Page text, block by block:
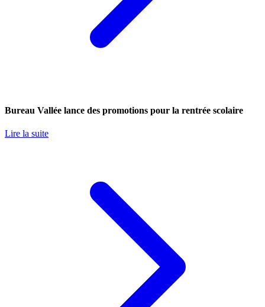
Bureau Vallée lance des promotions pour la rentrée scolaire
Lire la suite